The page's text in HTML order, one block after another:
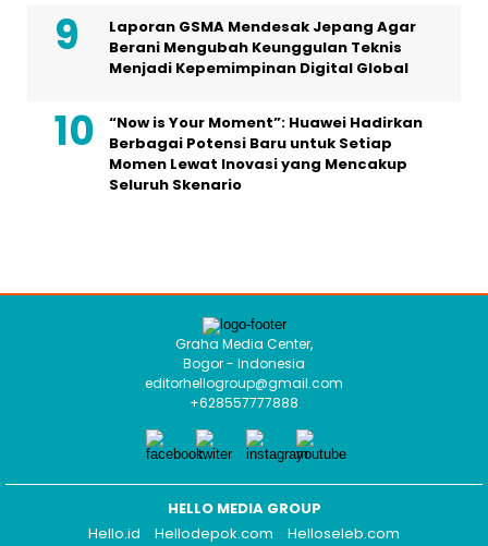
Laporan GSMA Mendesak Jepang Agar
Berani Mengubah Keunggulan Teknis
Menjadi Kepemimpinan Digital Global
“Now is Your Moment”: Huawei Hadirkan
Berbagai Potensi Baru untuk Setiap
Momen Lewat Inovasi yang Mencakup
Seluruh Skenario
Graha Media Center,
Bogor - Indonesia
editorhellogroup@gmail.com
+628557777888
HELLO MEDIA GROUP
Hello.id
Hellodepok.com
Helloseleb.com